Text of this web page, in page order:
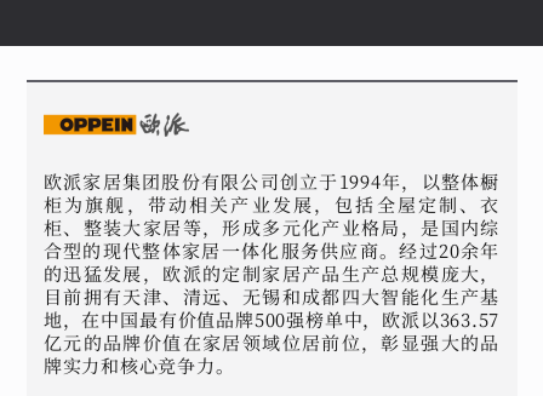
欧派家居集团股份有限公司创立于1994年，以整体橱
柜为旗舰，带动相关产业发展，包括全屋定制、衣
柜、整装大家居等，形成多元化产业格局，是国内综
合型的现代整体家居一体化服务供应商。经过20余年
的迅猛发展，欧派的定制家居产品生产总规模庞大，
目前拥有天津、清远、无锡和成都四大智能化生产基
地，在中国最有价值品牌500强榜单中，欧派以363.57
亿元的品牌价值在家居领域位居前位，彰显强大的品
牌实力和核心竞争力。